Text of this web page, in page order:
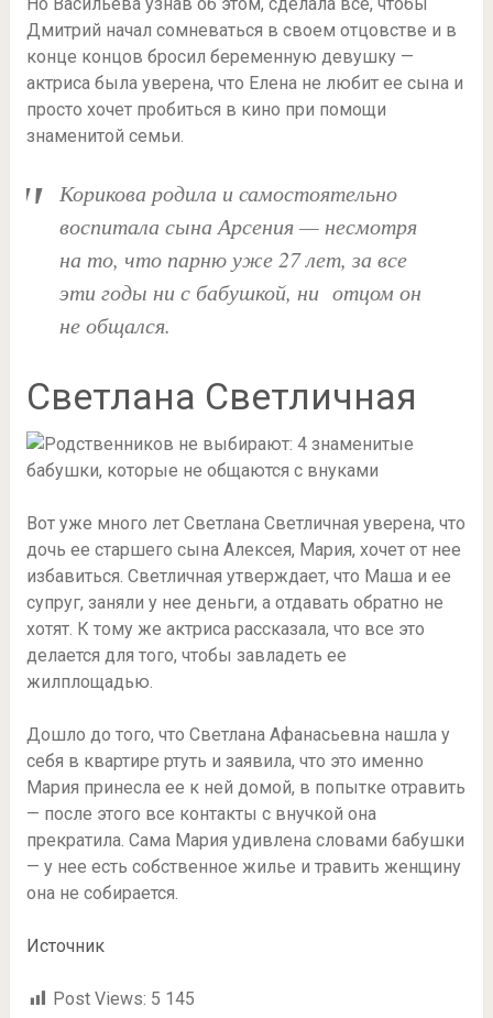
Дмитрий начал сомневаться в своем отцовстве и в
конце концов бросил беременную девушку —
актриса была уверена, что Елена не любит ее сына и
просто хочет пробиться в кино при помощи
знаменитой семьи.
Корикова родила и самостоятельно
воспитала сына Арсения — несмотря
на то, что парню уже 27 лет, за все
эти годы ни с бабушкой, ни отцом он
не общался.
Светлана Светличная
Вот уже много лет Светлана Светличная уверена, что
дочь ее старшего сына Алексея, Мария, хочет от нее
избавиться. Светличная утверждает, что Маша и ее
супруг, заняли у нее деньги, а отдавать обратно не
хотят. К тому же актриса рассказала, что все это
делается для того, чтобы завладеть ее
жилплощадью.
Дошло до того, что Светлана Афанасьевна нашла у
себя в квартире ртуть и заявила, что это именно
Мария принесла ее к ней домой, в попытке отравить
— после этого все контакты с внучкой она
прекратила. Сама Мария удивлена словами бабушки
— у нее есть собственное жилье и травить женщину
она не собирается.
Источник
Post Views: 5 145